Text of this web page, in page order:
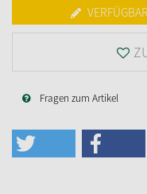
Fragen zum Artikel